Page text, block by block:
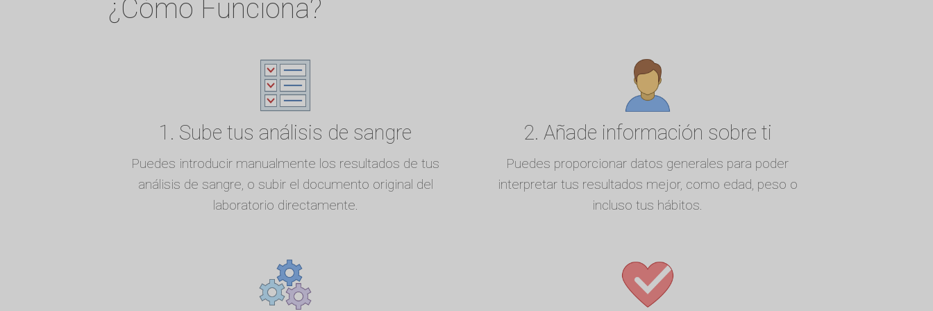
¿Cómo Funciona?
1. Sube tus análisis de sangre
Puedes introducir manualmente los resultados de tus
análisis de sangre, o subir el documento original del
laboratorio directamente.
2. Añade información sobre ti
Puedes proporcionar datos generales para poder
interpretar tus resultados mejor, como edad, peso o
incluso tus hábitos.